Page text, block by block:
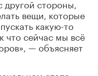
другой стороны,
вещи, которые
какую-то
что сейчас мы всё
— объясняет